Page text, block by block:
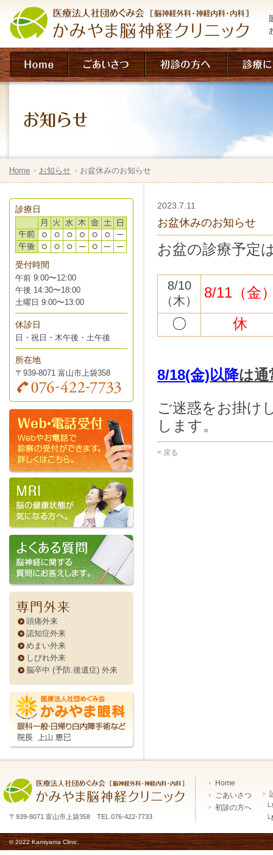
Home お知らせ お盆休みのお知らせ
診療日
受付時間
午前 9:00〜12:00
午後 14:30〜18:00
土曜日 9:00〜13:00
休診日
日・祝日・木午後・土午後
所在地
〒939-8071 富山市上袋358
頭痛外来
認知症外来
めまい外来
しびれ外来
脳卒中 (予防.後遺症) 外来
2023.7.11
お盆休みのお知らせ
お盆の診療予定
8/10
（木）
8/11（金
〇
休
8/18(金)以降は通
ご迷惑をお掛け
します。
< 戻る
〒939-8071 富山市上袋358 TEL 076-422-7733
Home
ごあいさつ
初診の方へ
└
© 2022 Kamiyama Clinic.